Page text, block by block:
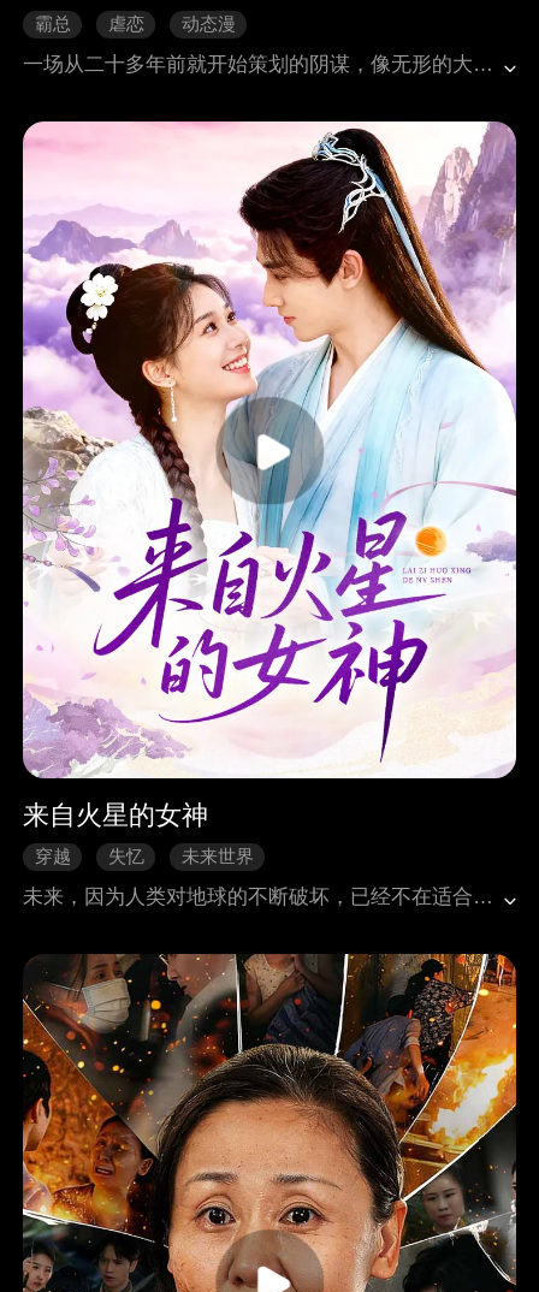
霸总 虐恋 动态漫
一场从二十多年前就开始策划的阴谋，像无形的大网将他和她纠缠在一起。他身患奇症，她就是他的药。为了摆脱头痛，他将她禁锢在侧，偏偏她叛逆不乖。
来自火星的女神
穿越 失忆 未来世界
未来，因为人类对地球的不断破坏，已经不在适合人类居住，仅存的人类移居到火星。3030 年，1 号未来战士肖媚在火星元首指派下来到 2024 年的地球拯救地球。时空穿梭的肖媚因遇上时空乱流侵袭，虽然成功附身在因拍戏而意外死亡的肖雨柔（1000年前有血缘关系的先辈）身上，却失去了自己本来的记忆，把自己当成了肖雨柔。